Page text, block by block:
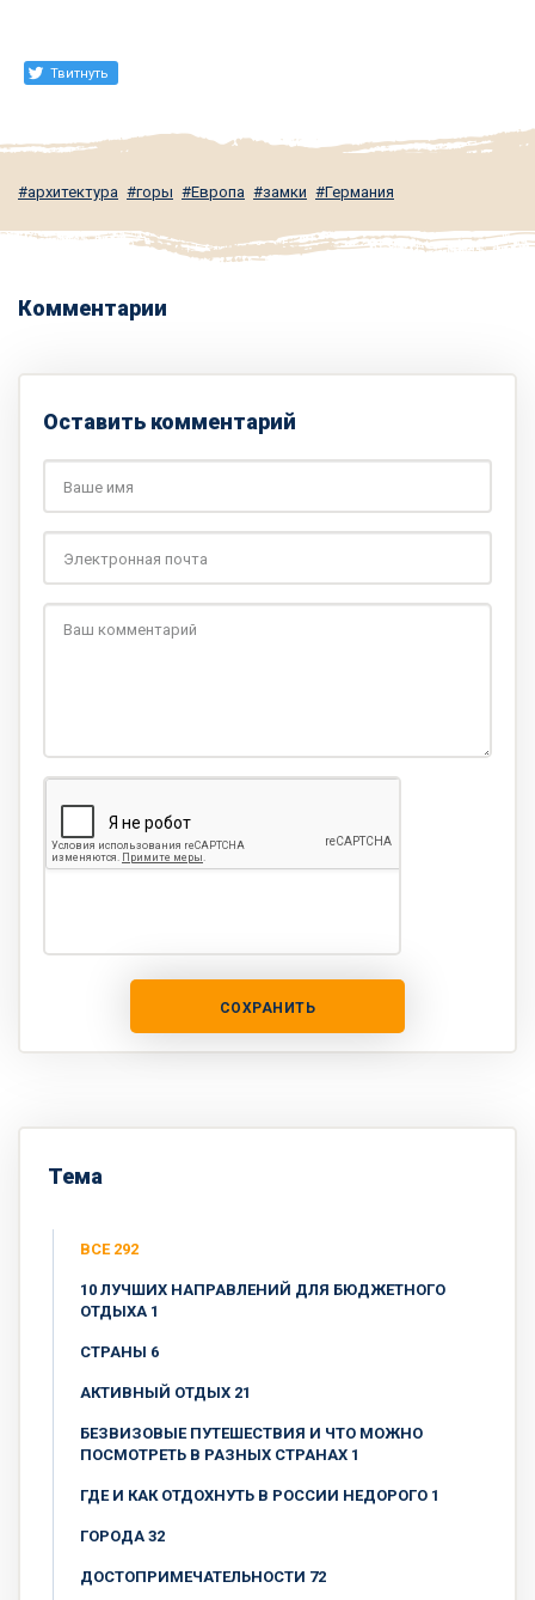
Твитнуть
архитектура горы Европа замки Германия
Комментарии
Оставить комментарий
СОХРАНИТЬ
Тема
ВСЕ 292
10 ЛУЧШИХ НАПРАВЛЕНИЙ ДЛЯ БЮДЖЕТНОГО
ОТДЫХА 1
CТРАНЫ 6
АКТИВНЫЙ ОТДЫХ 21
БЕЗВИЗОВЫЕ ПУТЕШЕСТВИЯ И ЧТО МОЖНО
ПОСМОТРЕТЬ В РАЗНЫХ СТРАНАХ 1
ГДЕ И КАК ОТДОХНУТЬ В РОССИИ НЕДОРОГО 1
ГОРОДА 32
ДОСТОПРИМЕЧАТЕЛЬНОСТИ 72